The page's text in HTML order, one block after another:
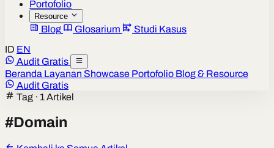
Portofolio
Resource
Blog Glosarium
Studi Kasus
ID EN
Audit Gratis
Beranda Layanan Showcase Portofolio Blog & Resource
Audit Gratis
Tag · 1 Artikel
#Domain